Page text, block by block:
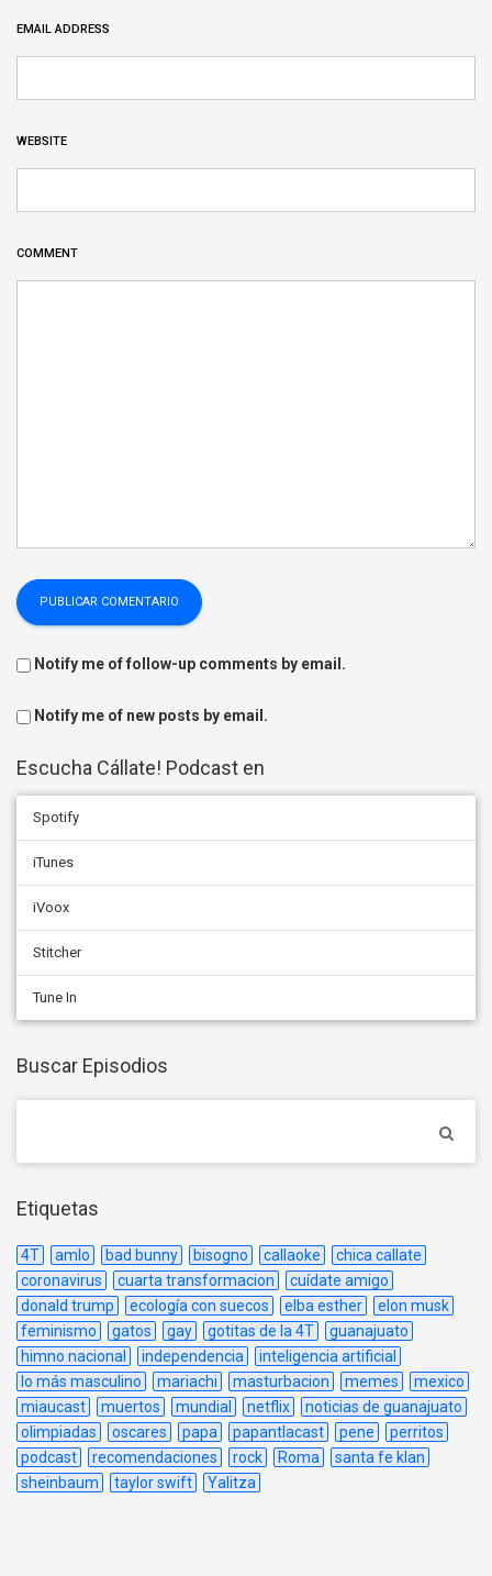
EMAIL ADDRESS
WEBSITE
COMMENT
Notify me of follow-up comments by email.
Notify me of new posts by email.
Escucha Cállate! Podcast en
Spotify
iTunes
iVoox
Stitcher
Tune In
Buscar Episodios
Etiquetas
4T amlo bad bunny bisogno callaoke
chica callate
coronavirus
cuarta transformacion
cuídate amigo
donald trump
ecología con suecos elba esther
elon musk
feminismo
gatos gay gotitas de la 4T
guanajuato
himno nacional
independencia
inteligencia artificial
lo más masculino
mariachi masturbacion memes
mexico
miaucast
muertos mundial netflix
noticias de guanajuato
olimpiadas
oscares papa papantlacast pene
perritos
podcast
recomendaciones rock Roma
santa fe klan
sheinbaum
taylor swift Yalitza